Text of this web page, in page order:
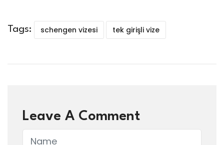
Tags: schengen vizesi tek girişli vize
Leave A Comment